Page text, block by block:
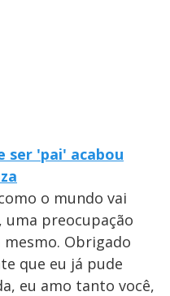
ser 'pai' acabou
o mundo vai
uma preocupação
Obrigado
que eu já pude
eu amo tanto você,